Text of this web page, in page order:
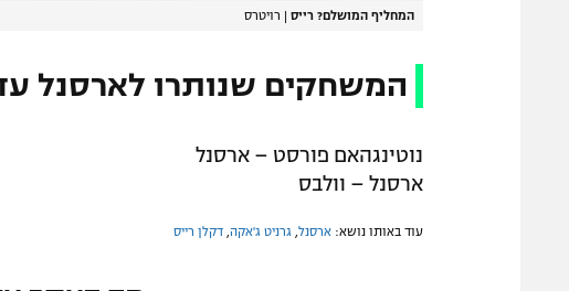
המחליף המושלם? רייס | רויטרס
המשחקים שנותרו לארסנל
נוטינגהאם פורסט – ארסנל
ארסנל – וולבס
עוד באותו נושא: ארסנל גרניט ג'אקה דקלן רייס